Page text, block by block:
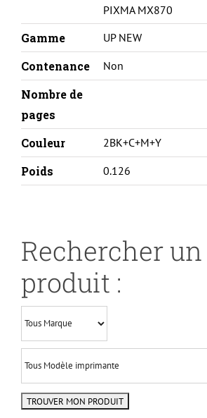
PIXMA MX870
Gamme UP NEW
Contenance Non
Nombre de
pages
Couleur
2BK+C+M+Y
Poids 0.126
Rechercher
produit :